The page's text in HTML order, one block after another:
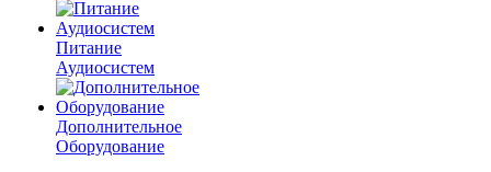
Питание
Аудиосистем
Дополнительное
Оборудование